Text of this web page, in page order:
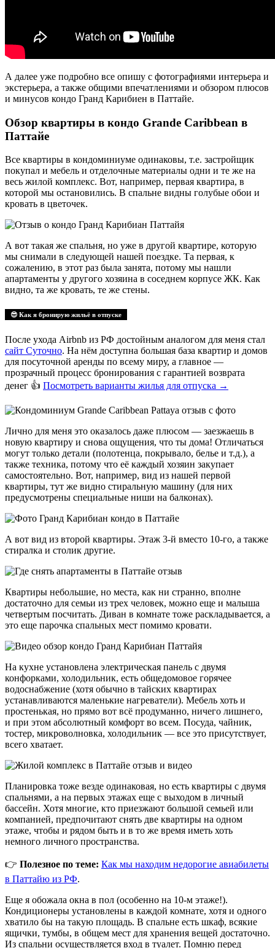
А далее уже подробно все опишу с фотографиями интерьера и
экстерьера, а также общими впечатлениями и обзором плюсов
и минусов кондо Гранд Карибиен в Паттайе.
Обзор квартиры в кондо Grande Caribbean в
Паттайе
Все квартиры в кондоминиуме одинаковы, т.е. застройщик
покупал и мебель и отделочные материалы одни и те же на
весь жилой комплекс. Вот, например, первая квартира, в
которой мы остановились. В спальне видны голубые обои и
кровать в цветочек.
А вот такая же спальня, но уже в другой квартире, которую
мы снимали в следующей нашей поездке. Та первая, к
сожалению, в этот раз была занята, потому мы нашли
апартаменты у другого хозяина в соседнем корпусе ЖК. Как
видно, та же кровать, те же стены.
😎 Как я бронирую жильё в отпуске
После ухода Airbnb из РФ достойным аналогом для меня стал
сайт Суточно. На нём доступна большая база квартир и домов
для посуточной аренды по всему миру, а главное —
прозрачный процесс бронирования с гарантией возврата
денег 👍 Посмотреть варианты жилья для отпуска →
Лично для меня это оказалось даже плюсом — заезжаешь в
новую квартиру и снова ощущения, что ты дома! Отличаться
могут только детали (полотенца, покрывало, белье и т.д.), а
также техника, потому что её каждый хозяин закупает
самостоятельно. Вот, например, вид из нашей первой
квартиры, тут же видно стиральную машину (для них
предусмотрены специальные ниши на балконах).
А вот вид из второй квартиры. Этаж 3-й вместо 10-го, а также
стиралка и столик другие.
Квартиры небольшие, но места, как ни странно, вполне
достаточно для семьи из трех человек, можно еще и малыша
четвертым посчитать. Диван в комнате тоже раскладывается, а
это еще парочка спальных мест помимо кровати.
На кухне установлена электрическая панель с двумя
конфорками, холодильник, есть общедомовое горячее
водоснабжение (хотя обычно в тайских квартирах
устанавливаются маленькие нагреватели). Мебель хоть и
простенькая, но прямо вот всё продуманно, ничего лишнего,
и при этом абсолютный комфорт во всем. Посуда, чайник,
тостер, микроволновка, холодильник — все это присутствует,
всего хватает.
Планировка тоже везде одинаковая, но есть квартиры с двумя
спальнями, а на первых этажах еще с выходом в личный
бассейн. Хотя многие, кто приезжают большой семьей или
компанией, предпочитают снять две квартиры на одном
этаже, чтобы и рядом быть и в то же время иметь хоть
немного личного пространства.
👉 Полезное по теме: Как мы находим недорогие авиабилеты
в Паттайю из РФ.
Еще я обожала окна в пол (особенно на 10-м этаже!).
Кондиционеры установлены в каждой комнате, хотя и одного
хватило бы на такую площадь. В спальне есть шкаф, всякие
ящички, тумбы, в общем мест для хранения вещей достаточно.
Из спальни осуществляется вход в туалет. Помню перед